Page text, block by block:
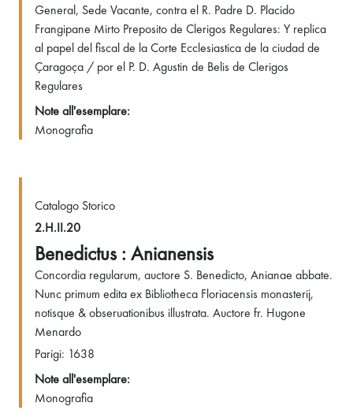
General, Sede Vacante, contra el R. Padre D. Placido
Frangipane Mirto Preposito de Clerigos Regulares: Y replica
al papel del fiscal de la Corte Ecclesiastica de la ciudad de
Çaragoça / por el P. D. Agustin de Belis de Clerigos
Regulares
Note all'esemplare:
Monografia
Catalogo Storico
2.H.II.20
Benedictus : Anianensis
Concordia regularum, auctore S. Benedicto, Anianae abbate.
Nunc primum edita ex Bibliotheca Floriacensis monasterij,
notisque & obseruationibus illustrata. Auctore fr. Hugone
Menardo
Parigi: 1638
Note all'esemplare:
Monografia